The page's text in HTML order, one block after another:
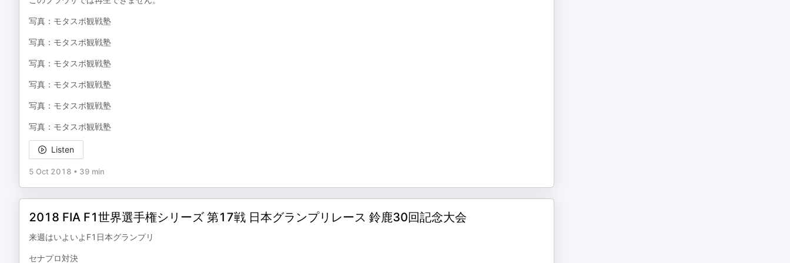
写真：モタスポ観戦塾
写真：モタスポ観戦塾
写真：モタスポ観戦塾
写真：モタスポ観戦塾
写真：モタスポ観戦塾
写真：モタスポ観戦塾
Listen
5 Oct 2018 • 39 min
2018 FIA F1世界選手権シリーズ 第17戦 日本グランプリレース 鈴鹿30回記念大会
来週はいよいよF1日本グランプリ
セナプロ対決